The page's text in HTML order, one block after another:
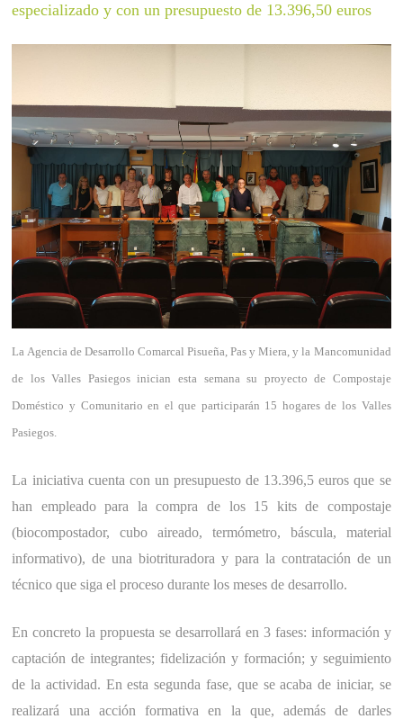
especializado y con un presupuesto de 13.396,50 euros
La Agencia de Desarrollo Comarcal Pisueña, Pas y Miera, y la Mancomunidad
de los Valles Pasiegos inician esta semana su proyecto de Compostaje
Doméstico y Comunitario en el que participarán 15 hogares de los Valles
Pasiegos.
La iniciativa cuenta con un presupuesto de 13.396,5 euros que se
han empleado para la compra de los 15 kits de compostaje
(biocompostador, cubo aireado, termómetro, báscula, material
informativo), de una biotrituradora y para la contratación de un
técnico que siga el proceso durante los meses de desarrollo.
En concreto la propuesta se desarrollará en 3 fases: información y
captación de integrantes; fidelización y formación; y seguimiento
de la actividad. En esta segunda fase, que se acaba de iniciar, se
realizará una acción formativa en la que, además de darles